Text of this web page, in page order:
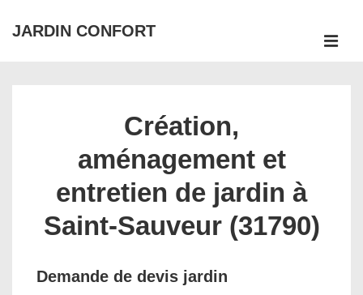
passer
JARDIN CONFORT
Création,
aménagement et
entretien de jardin à
Saint-Sauveur (31790)
Demande de devis jardin